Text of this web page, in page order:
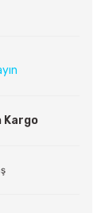
Kargo